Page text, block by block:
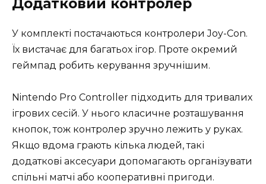
Додатковий контролер
У комплекті постачаються контролери Joy-Con.
Їх вистачає для багатьох ігор. Проте окремий
геймпад робить керування зручнішим.
Nintendo Pro Controller підходить для тривалих
ігрових сесій. У нього класичне розташування
кнопок, тож контролер зручно лежить у руках.
Якщо вдома грають кілька людей, такі
додаткові аксесуари допомагають організувати
спільні матчі або кооперативні пригоди.